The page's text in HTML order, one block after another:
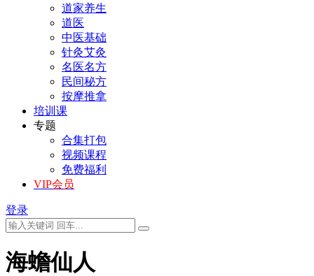
道家养生
道医
中医基础
针灸艾灸
名医名方
民间秘方
按摩推拿
培训课
专题
合集打包
视频课程
免费福利
VIP会员
登录
海蟾仙人